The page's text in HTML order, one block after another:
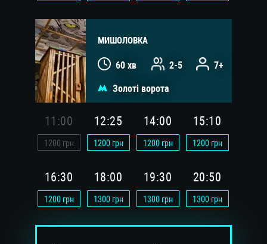
МИШОЛОВКА
60 хв 2-5 7+
Золоті ворота
11:00
1200 грн
12:25
1200грн
14:00
1200грн
15:10
1200грн
16:30
1200грн
18:00
1300грн
19:30
1300грн
20:50
1300грн